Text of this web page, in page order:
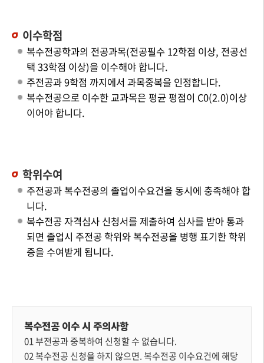
이수학점
복수전공학과의 전공과목(전공필수 12학점 이상, 전공선
택 33학점 이상)을 이수해야 합니다.
주전공과 9학점 까지에서 과목중복을 인정합니다.
복수전공으로 이수한 교과목은 평균 평점이 C0(2.0)이상
이어야 합니다.
학위수여
주전공과 복수전공의 졸업이수요건을 동시에 충족해야 합
니다.
복수전공 자격심사 신청서를 제출하여 심사를 받아 통과
되면 졸업시 주전공 학위와 복수전공을 병행 표기한 학위
증을 수여받게 됩니다.
복수전공 이수 시 주의사항
01 부전공과 중복하여 신청할 수 없습니다.
02 복수전공 신청을 하지 않으면. 복수전공 이수요건에 해당